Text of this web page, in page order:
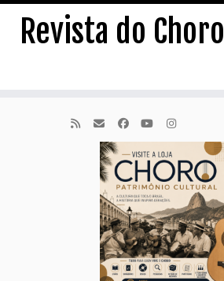
Skip
contentRevista do Choro